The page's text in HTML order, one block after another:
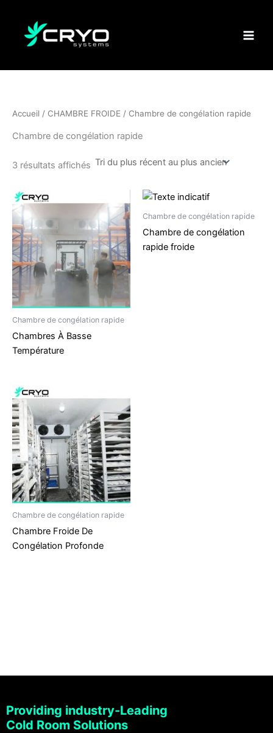
contenu
Accueil / CHAMBRE FROIDE / Chambre de congélation rapide
Chambre de congélation rapide
3 résultats affichés
récent
au
plus
Chambre de congélation rapide
Chambres À Basse
Température
Chambre de congélation rapide
Chambre de congélation
rapide froide
Chambre de congélation rapide
Chambre Froide De
Congélation Profonde
Providing industry-Leading
Cold Room Solutions